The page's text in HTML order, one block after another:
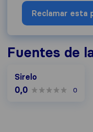
Reclamar esta
Fuentes de
Sirelo
0,0 0